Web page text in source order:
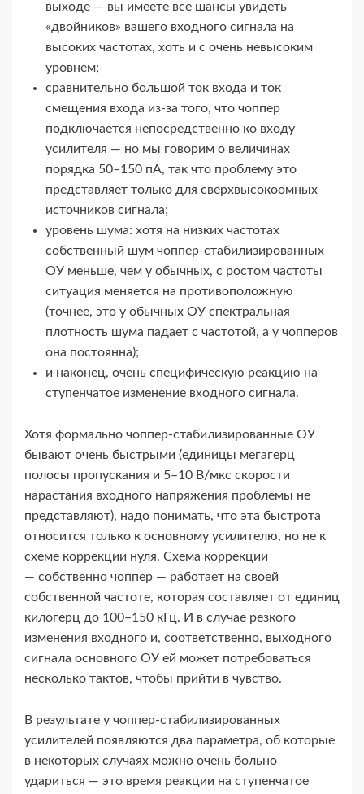
выходе — вы имеете все шансы увидеть
«двойников» вашего входного сигнала на
высоких частотах, хоть и с очень невысоким
уровнем;
сравнительно большой ток входа и ток
смещения входа из-​за того, что чоппер
подключается непосредственно ко входу
усилителя — но мы говорим о величинах
порядка 50–150 пА, так что проблему это
представляет только для сверхвысокоомных
источников сигнала;
уровень шума: хотя на низких частотах
собственный шум чоппер-​стабилизированных
ОУ меньше, чем у обычных, с ростом частоты
ситуация меняется на противоположную
(точнее, это у обычных ОУ спектральная
плотность шума падает с частотой, а у чопперов
она постоянна);
и наконец, очень специфическую реакцию на
ступенчатое изменение входного сигнала.
Хотя формально чоппер-​стабилизированные ОУ
бывают очень быстрыми (единицы мегагерц
полосы пропускания и 5–10 В/​мкс скорости
нарастания входного напряжения проблемы не
представляют), надо понимать, что эта быстрота
относится только к основному усилителю, но не к
схеме коррекции нуля. Схема коррекции
— собственно чоппер — работает на своей
собственной частоте, которая составляет от единиц
килогерц до 100–150 кГц. И в случае резкого
изменения входного и, соответственно, выходного
сигнала основного ОУ ей может потребоваться
несколько тактов, чтобы прийти в чувство.
В результате у чоппер-​стабилизированных
усилителей появляются два параметра, об которые
в некоторых случаях можно очень больно
удариться — это время реакции на ступенчатое